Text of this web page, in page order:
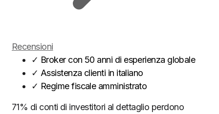
Recensioni
✓ Broker con 50 anni di esperienza globale
✓ Assistenza clienti in italiano
✓ Regime fiscale amministrato
71% di conti di investitori al dettaglio perdono